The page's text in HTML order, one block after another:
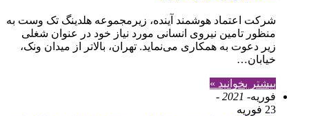
شرکت اعتماد هوشمند آینده، زیرمجموعه هلدینگ تک وست به
منظور تامین نیروی انسانی مورد نیاز خود در عنوان شغلی
زیر دعوت به همکاری می‌نماید. تهران، بالاتر از میدان ونک،
خیابان…
بیشتر بخوانید »
فوریه- 2021 -
23 فوریه